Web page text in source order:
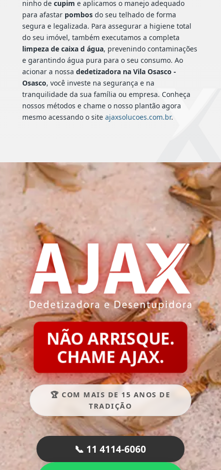
ninho de cupim e aplicamos o manejo adequado
para afastar pombosdo seu telhado de forma
segura e legalizada. Para assegurar a higiene total
do seu imóvel, também executamos a completa
limpeza de caixa d água, prevenindo contaminações
e garantindo água pura para o seu consumo. Ao
acionar a nossa dedetizadora na Vila Osasco -
Osasco, você investe na segurança e na
tranquilidade da sua família ou empresa. Conheça
nossos métodos e chame o nosso plantão agora
mesmo acessando o site ajaxsolucoes.com.br.
NÃO ARRISQUE.
CHAME AJAX.
🏆 COM MAIS DE 15 ANOS DE
TRADIÇÃO
📞 11 4114-6060